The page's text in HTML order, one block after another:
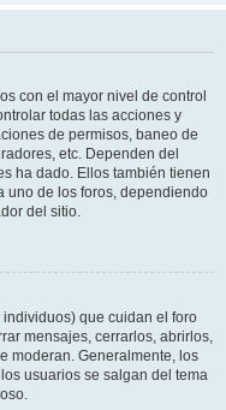
con el mayor nivel de control
todas las acciones y
de permisos, baneo de
etc. Dependen del
ha dado. Ellos también tienen
uno de los foros, dependiendo
del sitio.
que cuidan el foro
mensajes, cerrarlos, abrirlos,
moderan. Generalmente, los
usuarios se salgan del tema